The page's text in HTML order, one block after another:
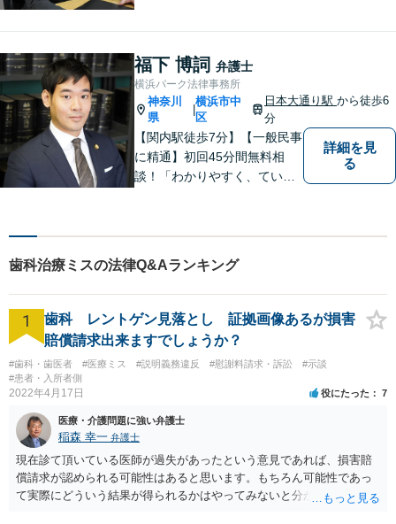
ート！メーカー・建築・教育
など幅広い業種への対応実績
あり！
福下 博詞 弁護士
横浜パーク法律事務所
神奈川
県
横浜市中
区
日本大通り駅から徒歩6
分
【関内駅徒歩7分】【一般民事
に精通】初回45分間無料相
談！「わかりやすく、ていね
いく解決まで、全てお任せく
談を！【土曜相談OK】
詳細を見
る
歯科治療ミスの法律Q&Aランキング
1
歯科 レントゲン見落とし 証拠画像あるが損害
賠償請求出来ますでしょうか？
#歯科・歯医者 #医療ミス #説明義務違反 #慰謝料請求・訴訟
#示談
#患者・入所者側
2022年4月17日 役にたった 7
医療・介護問題に強い弁護士
稲森 幸一 弁護士
現在診て頂いている医師が過失があったという意見であれば、損害賠
償請求が認められる可能性はあると思います。もちろん可能性であっ
て実際にどういう結果が得られるかはやってみないと分かりません